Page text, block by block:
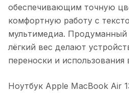
обеспечивающим точную
комфортную работу с
мультимедиа. Продуманный
лёгкий вес делают
переноски и
Ноутбук Apple MacBook Air